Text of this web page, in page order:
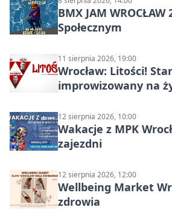
BMX JAM
Społecznym
11 sierpnia 2026, 19:00
Wrocław: Litości!
improwizowany na
12 sierpnia 2026, 10:00
Wakacje z MPK
zajezdni
12 sierpnia 2026, 12:00
Wellbeing Market
zdrowia